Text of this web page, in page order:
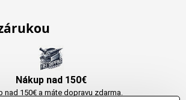
Nákup nad 150€
nad 150€ a máte dopravu zdarma.